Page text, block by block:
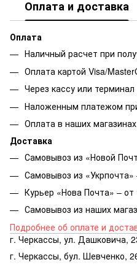
Оплата и доставка
Оплата
Наличный расчет при
Оплата картой Visa/
Через кассу или
Наложенным платежом
Оплата в наших
Доставка
Самовывоз из «Новой
Самовывоз из
Курьер «Нова Почта» – от
Самовывоз из наших
Подробнее об оплате и
г. Черкассы, ул. Дашковича,
г. Черкассы, бул. Шевченко,